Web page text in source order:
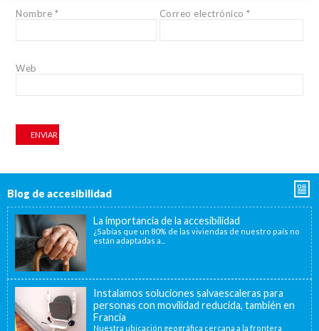
Nombre * Correo electrónico*
Web
Blog de accesibilidad
La importancia de la accesibilidad
¿Sabías que un 80% de las viviendas de nuestro país no
están adaptadas a...
Instalamos soluciones salvaescaleras para
personas con movilidad reducida, también en
Francia
Nuestra ubicación geográfica cercana a la frontera